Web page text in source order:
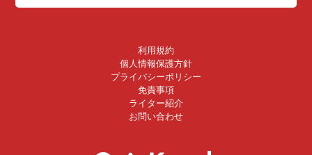
利用規約
個人情報保護方針
プライバシーポリシー
免責事項
ライター紹介
お問い合わせ